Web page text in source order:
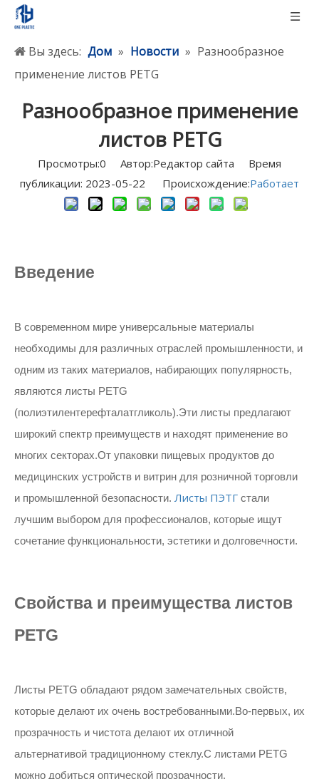
Вы здесь: Дом » Новости » Разнообразное
применение листов PETG
Разнообразное применение
листов PETG
Просмотры:0 Автор:Pедактор сайта Время
публикации: 2023-05-22 Происхождение:Работает
Введение
В современном мире универсальные материалы
необходимы для различных отраслей промышленности, и
одним из таких материалов, набирающих популярность,
являются листы PETG
(полиэтилентерефталатгликоль).Эти листы предлагают
широкий спектр преимуществ и находят применение во
многих секторах.От упаковки пищевых продуктов до
медицинских устройств и витрин для розничной торговли
и промышленной безопасности. Листы ПЭТГ стали
лучшим выбором для профессионалов, которые ищут
сочетание функциональности, эстетики и долговечности.
Свойства и преимущества листов
PETG
Листы PETG обладают рядом замечательных свойств,
которые делают их очень востребованными.Во-первых, их
прозрачность и чистота делают их отличной
альтернативой традиционному стеклу.С листами PETG
можно добиться оптической прозрачности,